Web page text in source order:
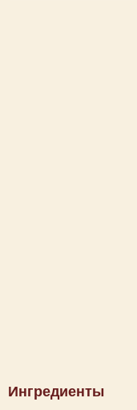
Ингредиенты